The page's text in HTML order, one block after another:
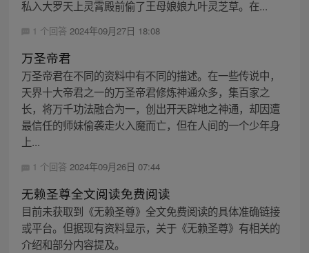
私入大罗天上灵霄殿前偷了王母娘娘九叶灵芝草。在...
1 个回答 2024年09月27日 18:08
万圣帝君
万圣帝君在不同的资料中有不同的描述。在一些传说中，
天界十大帝君之一的万圣帝君修炼神通众多，集百家之
长，将万千功法融合为一，创出开天辟地之神通，却因遭
最信任的师妹偷袭走火入魔而亡，但在人间的一个少年身
上...
1 个回答 2024年09月26日 07:44
无赖圣尊全文阅读免费阅读
目前未获取到《无赖圣尊》全文免费阅读的具体准确链接
或平台。但据现有资料显示，关于《无赖圣尊》有相关的
介绍和部分内容提及。